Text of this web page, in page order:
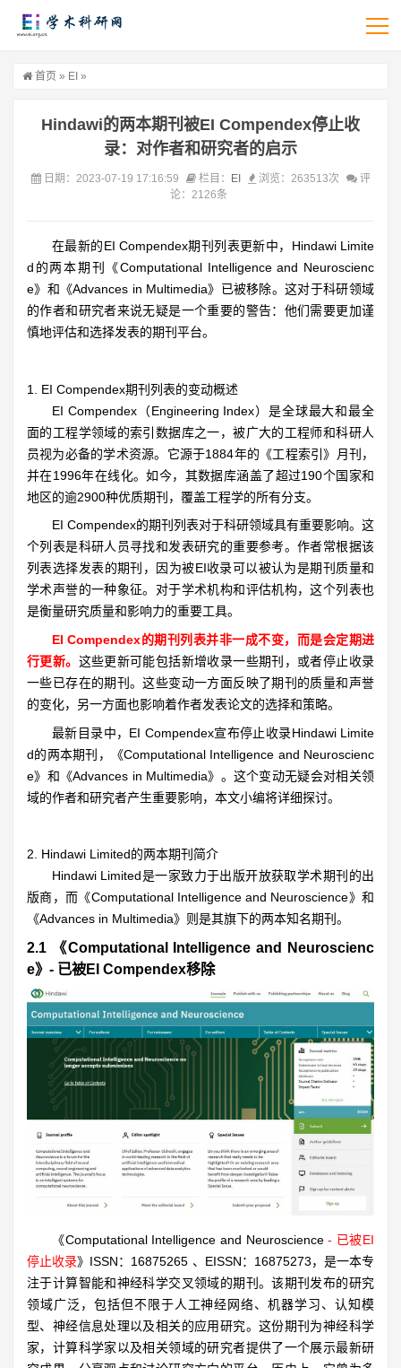
首页 » EI »
Hindawi的两本期刊被EI Compendex停止收
录：对作者和研究者的启示
日期：2023-07-19 17:16:59 栏目： EI 浏览：263513次
评
论：2126条
在最新的EI Compendex期刊列表更新中，Hindawi Limite
d的两本期刊《Computational Intelligence and Neuroscienc
e》和《Advances in Multimedia》已被移除。这对于科研领域
的作者和研究者来说无疑是一个重要的警告：他们需要更加谨
慎地评估和选择发表的期刊平台。
1. EI Compendex期刊列表的变动概述
EI Compendex（Engineering Index）是全球最大和最全
面的工程学领域的索引数据库之一，被广大的工程师和科研人
员视为必备的学术资源。它源于1884年的《工程索引》月刊，
并在1996年在线化。如今，其数据库涵盖了超过190个国家和
地区的逾2900种优质期刊，覆盖工程学的所有分支。
EI Compendex的期刊列表对于科研领域具有重要影响。这
个列表是科研人员寻找和发表研究的重要参考。作者常根据该
列表选择发表的期刊，因为被EI收录可以被认为是期刊质量和
学术声誉的一种象征。对于学术机构和评估机构，这个列表也
是衡量研究质量和影响力的重要工具。
EI Compendex的期刊列表并非一成不变，而是会定期进
行更新。 这些更新可能包括新增收录一些期刊，或者停止收录
一些已存在的期刊。这些变动一方面反映了期刊的质量和声誉
的变化，另一方面也影响着作者发表论文的选择和策略。
最新目录中，EI Compendex宣布停止收录Hindawi Limite
d的两本期刊，《Computational Intelligence and Neuroscienc
e》和《Advances in Multimedia》。这个变动无疑会对相关领
域的作者和研究者产生重要影响，本文小编将详细探讨。
2. Hindawi Limited的两本期刊简介
Hindawi Limited是一家致力于出版开放获取学术期刊的出
版商，而《Computational Intelligence and Neuroscience》和
《Advances in Multimedia》则是其旗下的两本知名期刊。
2.1 《Computational Intelligence and Neuroscienc
e》- 已被EI Compendex移除
《Computational Intelligence and Neuroscience- 已被EI
停止收录》ISSN：16875265 、EISSN：16875273，是一本专
注于计算智能和神经科学交叉领域的期刊。该期刊发布的研究
领域广泛，包括但不限于人工神经网络、机器学习、认知模
型、神经信息处理以及相关的应用研究。这份期刊为神经科学
家，计算科学家以及相关领域的研究者提供了一个展示最新研